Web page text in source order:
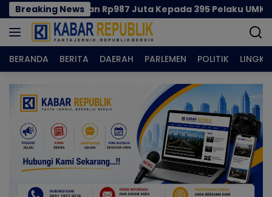
Langsung
ke
konten
Breaking News
Salurkan Rp987 Juta Kepada 395 Pelaku UMKM
BERANDA BERITA DAERAH PARLEMEN POLITIK